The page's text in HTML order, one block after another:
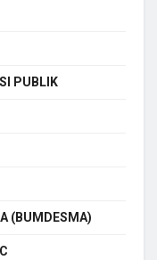
PUBLIK
(BUMDESMA)